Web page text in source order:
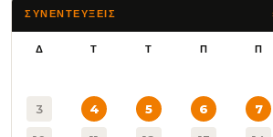
ΣΥΝΕΝΤΕΥΞΕΙΣ
Δ Τ Τ Π Π
3 4 5 6 7